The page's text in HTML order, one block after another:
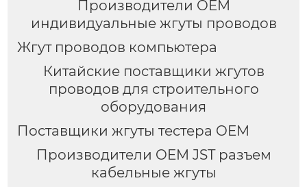
Производители OEM
индивидуальные жгуты проводов
Жгут проводов компьютера
Китайские поставщики жгутов
проводов для строительного
оборудования
Поставщики жгуты тестера OEM
Производители OEM JST разъем
кабельные жгуты